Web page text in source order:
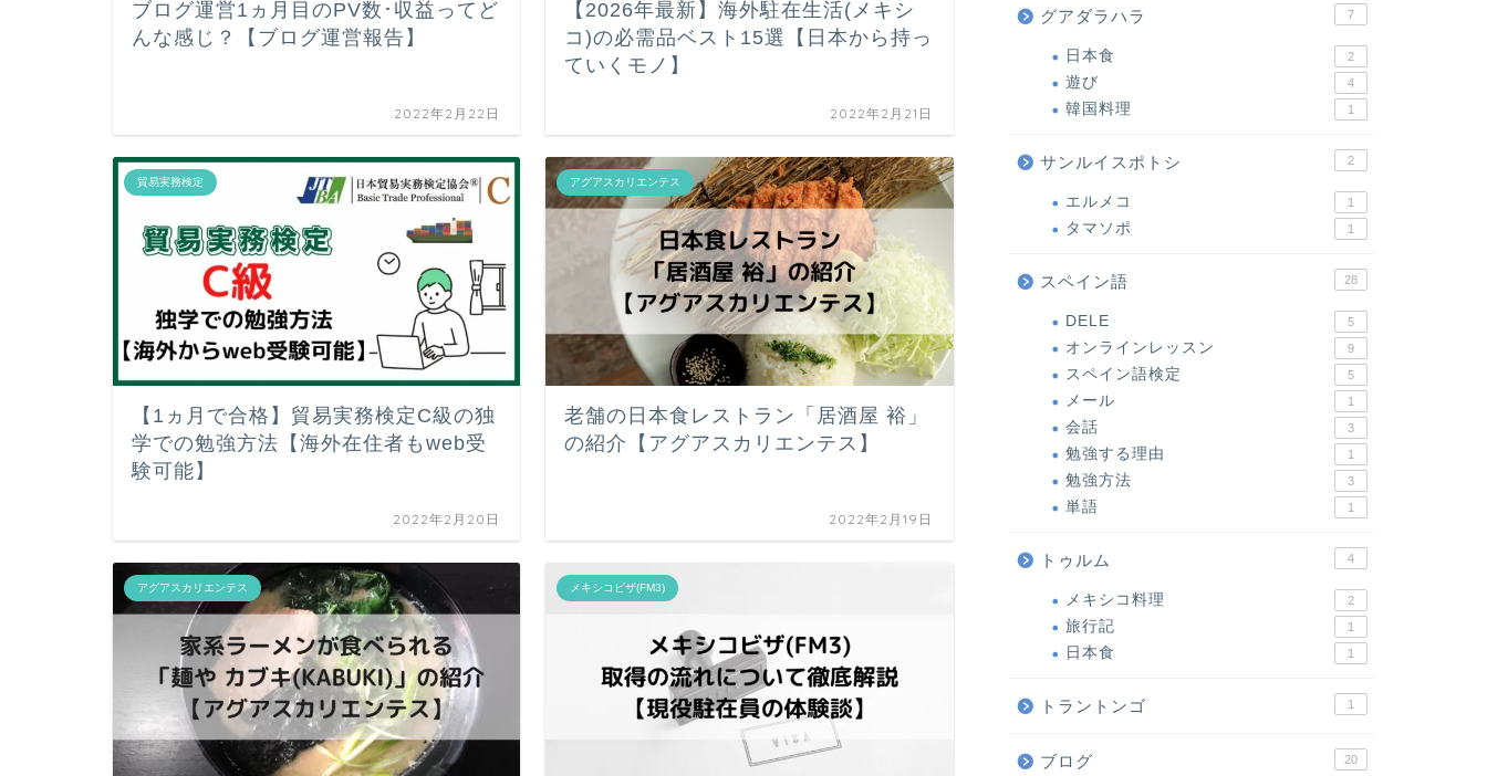
ブログ運営1ヵ月目のPV数･収益ってど
んな感じ？【ブログ運営報告】
2022年2月22日
【2026年最新】海外駐在生活(メキシ
コ)の必需品ベスト15選【日本から持っ
ていくモノ】
2022年2月21日
貿易実務検定
【1ヵ月で合格】貿易実務検定C級の独
学での勉強方法【海外在住者もweb受
験可能】
2022年2月20日
アグアスカリエンテス
老舗の日本食レストラン「居酒屋 裕」
の紹介【アグアスカリエンテス】
2022年2月19日
アグアスカリエンテス メキシコビザ(FM3)
グアダラハラ 7
日本食 2
遊び 4
韓国料理 1
サンルイスポトシ 2
エルメコ 1
タマソポ 1
スペイン語 28
DELE 5
オンラインレッスン 9
スペイン語検定 5
メール 1
会話 3
勉強する理由 1
勉強方法 3
単語 1
トゥルム 4
メキシコ料理 2
旅行記 1
日本食 1
トラントンゴ 1
ブログ 20